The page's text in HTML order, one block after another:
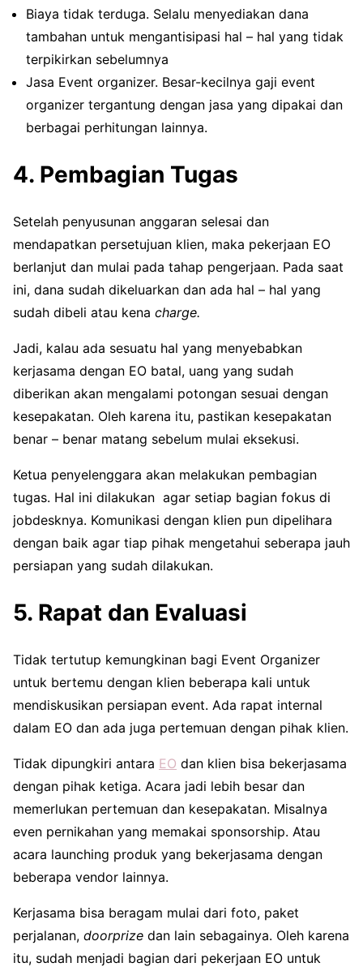
Biaya tidak terduga. Selalu menyediakan dana
tambahan untuk mengantisipasi hal – hal yang tidak
terpikirkan sebelumnya
Jasa Event organizer. Besar-kecilnya gaji event
organizer tergantung dengan jasa yang dipakai dan
berbagai perhitungan lainnya.
4. Pembagian Tugas
Setelah penyusunan anggaran selesai dan
mendapatkan persetujuan klien, maka pekerjaan EO
berlanjut dan mulai pada tahap pengerjaan. Pada saat
ini, dana sudah dikeluarkan dan ada hal – hal yang
sudah dibeli atau kena charge.
Jadi, kalau ada sesuatu hal yang menyebabkan
kerjasama dengan EO batal, uang yang sudah
diberikan akan mengalami potongan sesuai dengan
kesepakatan. Oleh karena itu, pastikan kesepakatan
benar – benar matang sebelum mulai eksekusi.
Ketua penyelenggara akan melakukan pembagian
tugas. Hal ini dilakukan agar setiap bagian fokus di
jobdesknya. Komunikasi dengan klien pun dipelihara
dengan baik agar tiap pihak mengetahui seberapa jauh
persiapan yang sudah dilakukan.
5. Rapat dan Evaluasi
Tidak tertutup kemungkinan bagi Event Organizer
untuk bertemu dengan klien beberapa kali untuk
mendiskusikan persiapan event. Ada rapat internal
dalam EO dan ada juga pertemuan dengan pihak klien.
Tidak dipungkiri antara EO dan klien bisa bekerjasama
dengan pihak ketiga. Acara jadi lebih besar dan
memerlukan pertemuan dan kesepakatan. Misalnya
even pernikahan yang memakai sponsorship. Atau
acara launching produk yang bekerjasama dengan
beberapa vendor lainnya.
Kerjasama bisa beragam mulai dari foto, paket
perjalanan, doorprize dan lain sebagainya. Oleh karena
itu, sudah menjadi bagian dari pekerjaan EO untuk